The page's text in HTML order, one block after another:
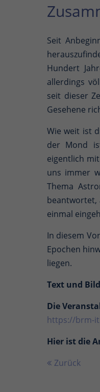
Seit
Hundert
allerdings
seit dieser
Gesehene
Wie weit ist
der Mond
eigentlich
uns immer
Thema
beantwortet,
einmal
In diesem
Epochen
liegen.
Text und
Die
https://brm-
Hier ist die
Zurück